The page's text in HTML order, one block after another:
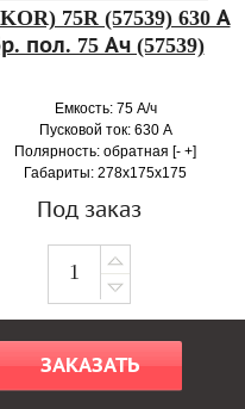
75R (57539) 630 А
пол. 75 Ач (57539)
Емкость: 75 А/ч
Пусковой ток: 630 А
Полярность: обратная [- +]
Габариты: 278x175x175
Под заказ
ЗАКАЗАТЬ